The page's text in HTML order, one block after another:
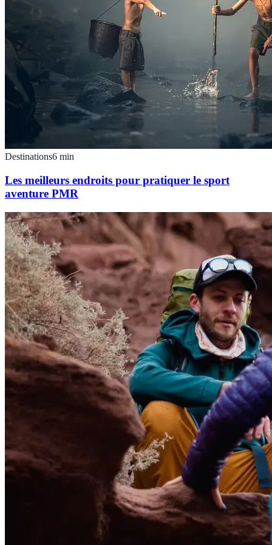
Destinations6 min
Les meilleurs endroits pour pratiquer le sport
aventure PMR